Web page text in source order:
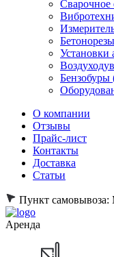
Сварочное
Бетонорезы
Установки
О компании
Отзывы
Прайс-лист
Контакты
Доставка
Статьи
Пункт самовывоза:
Аренда